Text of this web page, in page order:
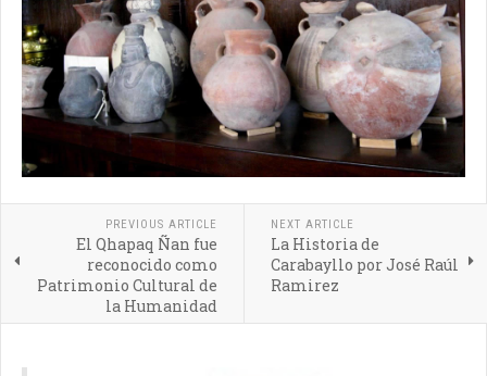
PREVIOUS ARTICLE
El Qhapaq Ñan fue
reconocido como
Patrimonio Cultural de
la Humanidad
NEXT ARTICLE
La Historia de
Carabayllo por José Raúl
Ramirez